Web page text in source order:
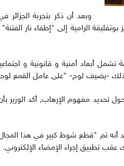
وبعد أن ذكر بتجربة
الرامية إلى "إطفاء نار
تشمل أبعاد أمنية و قانونية و
-يضيف لوح- "على عامل القمع
مفهوم الإرهاب, أكد الوزير بأن
تم "قطع شوط كبير في هذا
عقب تطبيق إجراء الإمضاء الإلكتروني.